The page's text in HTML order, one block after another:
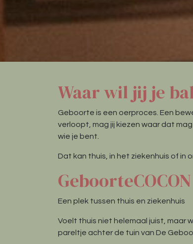
Waar wil jij je
Geboorte is een oerproces. Een
verloopt, mag jij kiezen waar dat
wie je bent.
Dat kan thuis, in het ziekenhuis of in
GeboorteCOCON
Een plek tussen thuis en ziekenhuis
Voelt thuis niet helemaal juist, maar
pareltje achter de tuin van De